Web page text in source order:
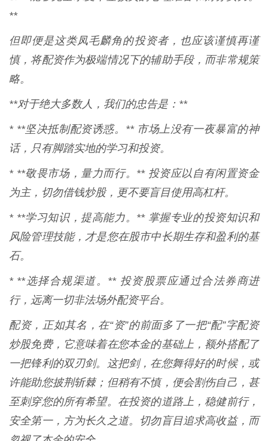
**
但即便是这类凤毛麟角的投资者，也应该谨慎再谨
慎，将配资作为极端情况下的辅助手段，而非常规策
略。
**对于绝大多数人，我们的忠告是：**
* **坚决抵制配资诱惑。** 市场上没有一夜暴富的神
话，只有脚踏实地的学习和投资。
* **敬畏市场，量力而行。** 投资应以自有闲置资金
为主，切勿借钱炒股，更不要盲目使用高杠杆。
* **学习知识，提高能力。** 掌握专业的投资知识和
风险管理技能，才是您在股市中长期生存和盈利的基
石。
* **选择合规渠道。** 投资股票应通过合法券商进
行，远离一切非法场外配资平台。
配资，正如其名，在“资”的前面多了一把“配”字配资
炒股免费，它意味着在您本金的基础上，额外搭配了
一把锋利的双刃剑。这把剑，在您舞得好的时候，或
许能助您披荆斩棘；但稍有不慎，便会割伤自己，甚
至刺穿您的所有希望。在投资的道路上，稳健前行，
安全第一，方为长久之道。切勿盲目追求高收益，而